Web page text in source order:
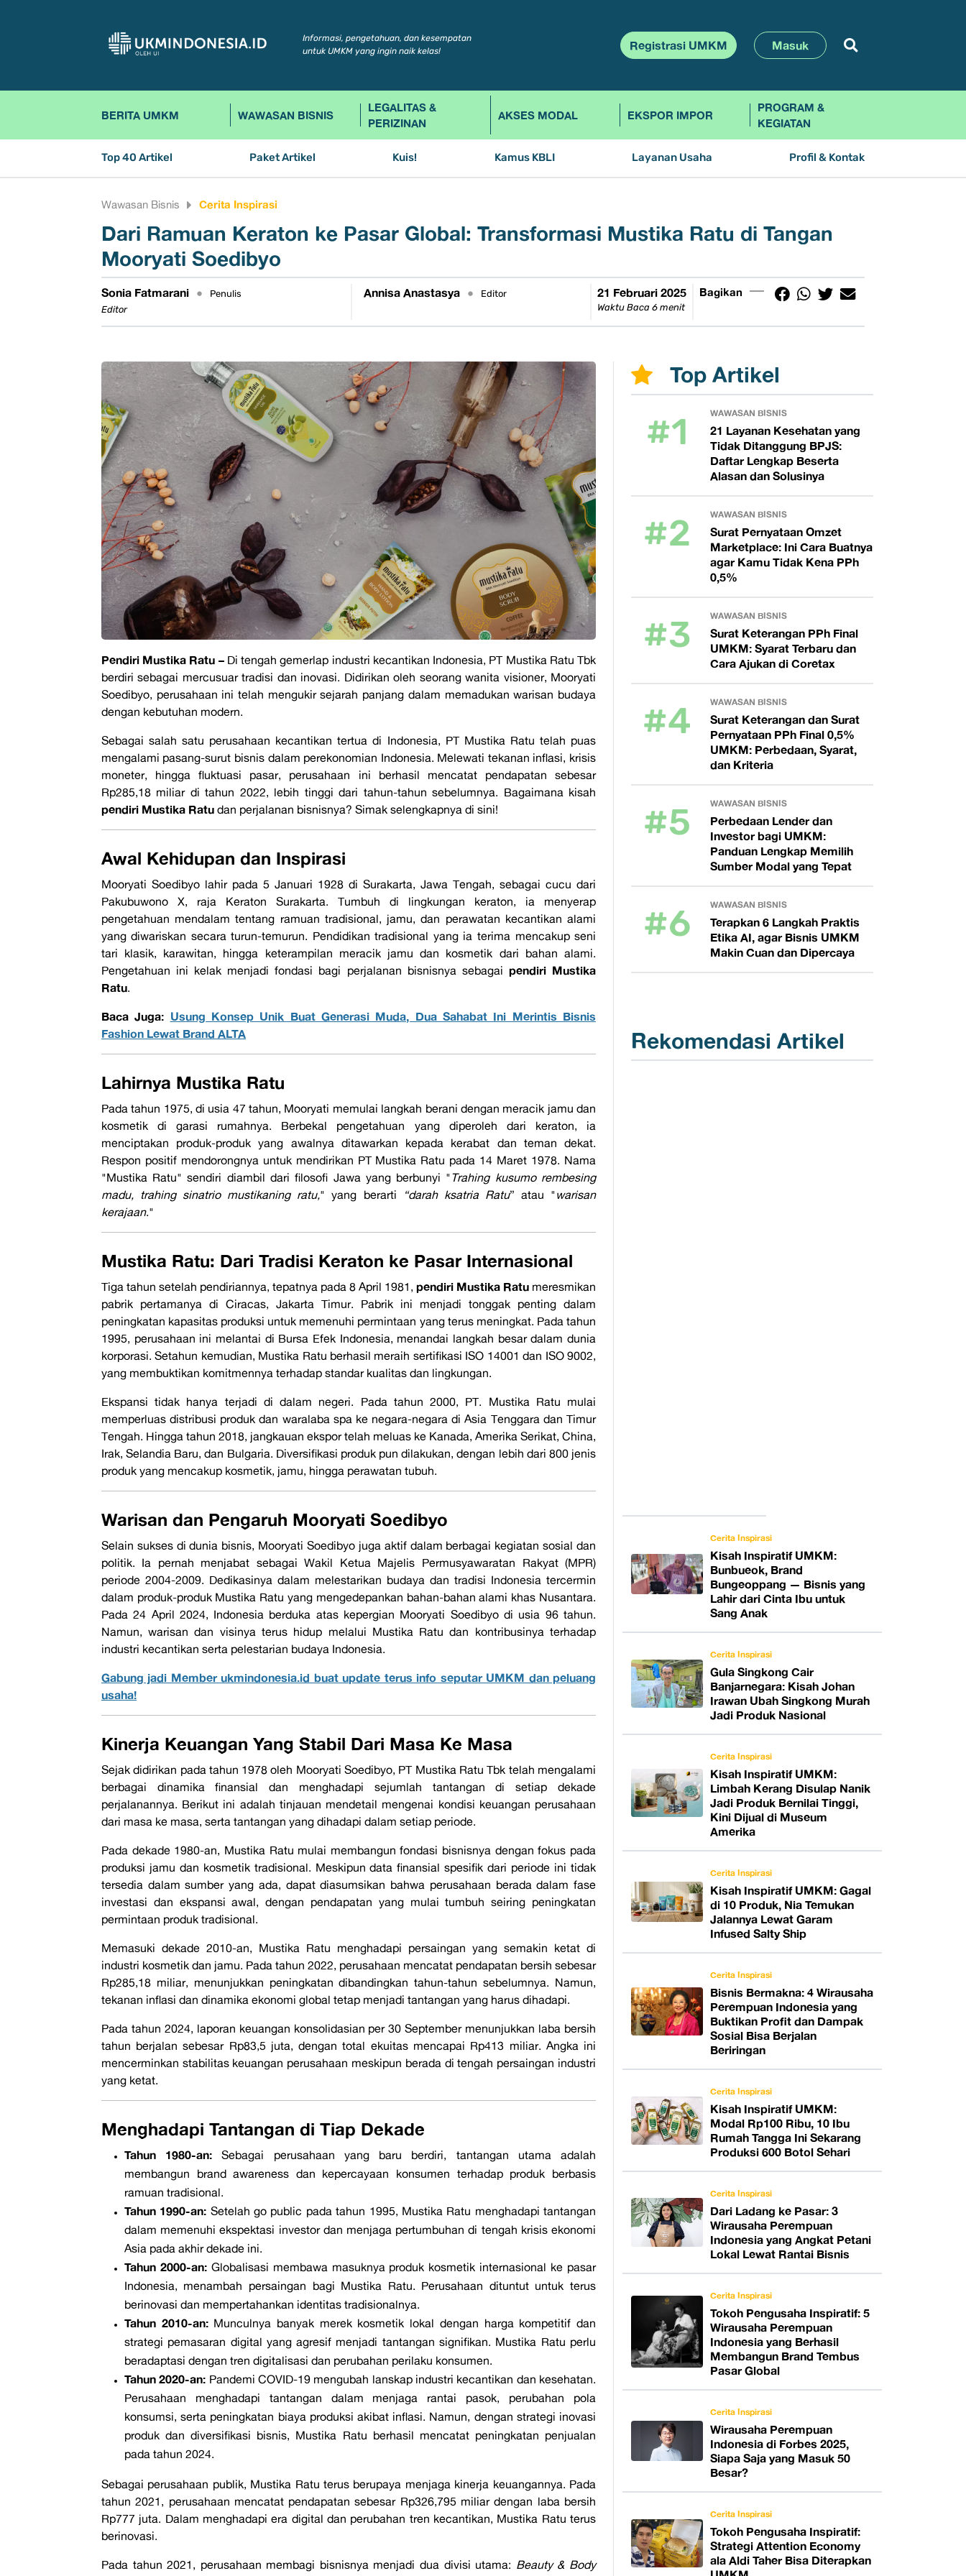
Informasi, pengetahuan, dan kesempatan
untuk UMKM yang ingin naik kelas!
Registrasi UMKM Masuk
BERITA UMKM WAWASAN BISNIS
LEGALITAS &
PERIZINAN
AKSES MODAL EKSPOR IMPOR
PROGRAM &
KEGIATAN
Top 40 Artikel Paket Artikel Kuis! Kamus KBLI Layanan Usaha Profil & Kontak
Wawasan Bisnis Cerita Inspirasi
Dari Ramuan Keraton ke Pasar Global: Transformasi Mustika Ratu di Tangan
Mooryati Soedibyo
Sonia Fatmarani • Penulis
Editor
Annisa Anastasya • Editor
21 Februari 2025
Waktu Baca 6 menit
Bagikan
Pendiri Mustika Ratu – Di tengah gemerlap industri kecantikan Indonesia, PT Mustika Ratu Tbk
berdiri sebagai mercusuar tradisi dan inovasi. Didirikan oleh seorang wanita visioner, Mooryati
Soedibyo, perusahaan ini telah mengukir sejarah panjang dalam memadukan warisan budaya
dengan kebutuhan modern.
Sebagai salah satu perusahaan kecantikan tertua di Indonesia, PT Mustika Ratu telah puas
mengalami pasang-surut bisnis dalam perekonomian Indonesia. Melewati tekanan inflasi, krisis
moneter, hingga fluktuasi pasar, perusahaan ini berhasil mencatat pendapatan sebesar
Rp285,18 miliar di tahun 2022, lebih tinggi dari tahun-tahun sebelumnya. Bagaimana kisah
pendiri Mustika Ratudan perjalanan bisnisnya? Simak selengkapnya di sini!
Awal Kehidupan dan Inspirasi
Mooryati Soedibyo lahir pada 5 Januari 1928 di Surakarta, Jawa Tengah, sebagai cucu dari
Pakubuwono X, raja Keraton Surakarta. Tumbuh di lingkungan keraton, ia menyerap
pengetahuan mendalam tentang ramuan tradisional, jamu, dan perawatan kecantikan alami
yang diwariskan secara turun-temurun. Pendidikan tradisional yang ia terima mencakup seni
tari klasik, karawitan, hingga keterampilan meracik jamu dan kosmetik dari bahan alami.
Pengetahuan ini kelak menjadi fondasi bagi perjalanan bisnisnya sebagai pendiri Mustika
Ratu.
Baca Juga: Usung Konsep Unik Buat Generasi Muda, Dua Sahabat Ini Merintis Bisnis
Fashion Lewat Brand ALTA
Lahirnya Mustika Ratu
Pada tahun 1975, di usia 47 tahun, Mooryati memulai langkah berani dengan meracik jamu dan
kosmetik di garasi rumahnya. Berbekal pengetahuan yang diperoleh dari keraton, ia
menciptakan produk-produk yang awalnya ditawarkan kepada kerabat dan teman dekat.
Respon positif mendorongnya untuk mendirikan PT Mustika Ratu pada 14 Maret 1978. Nama
"Mustika Ratu" sendiri diambil dari filosofi Jawa yang berbunyi " Trahing kusumo rembesing
madu, trahing sinatrio mustikaning ratu," yang berarti “darah ksatria Ratu” atau " warisan
kerajaan."
Mustika Ratu: Dari Tradisi Keraton ke Pasar Internasional
Tiga tahun setelah pendiriannya, tepatnya pada 8 April 1981, pendiri Mustika Ratu meresmikan
pabrik pertamanya di Ciracas, Jakarta Timur. Pabrik ini menjadi tonggak penting dalam
peningkatan kapasitas produksi untuk memenuhi permintaan yang terus meningkat. Pada tahun
1995, perusahaan ini melantai di Bursa Efek Indonesia, menandai langkah besar dalam dunia
korporasi. Setahun kemudian, Mustika Ratu berhasil meraih sertifikasi ISO 14001 dan ISO 9002,
yang membuktikan komitmennya terhadap standar kualitas dan lingkungan.
Ekspansi tidak hanya terjadi di dalam negeri. Pada tahun 2000, PT. Mustika Ratu mulai
memperluas distribusi produk dan waralaba spa ke negara-negara di Asia Tenggara dan Timur
Tengah. Hingga tahun 2018, jangkauan ekspor telah meluas ke Kanada, Amerika Serikat, China,
Irak, Selandia Baru, dan Bulgaria. Diversifikasi produk pun dilakukan, dengan lebih dari 800 jenis
produk yang mencakup kosmetik, jamu, hingga perawatan tubuh.
Warisan dan Pengaruh Mooryati Soedibyo
Selain sukses di dunia bisnis, Mooryati Soedibyo juga aktif dalam berbagai kegiatan sosial dan
politik. Ia pernah menjabat sebagai Wakil Ketua Majelis Permusyawaratan Rakyat (MPR)
periode 2004-2009. Dedikasinya dalam melestarikan budaya dan tradisi Indonesia tercermin
dalam produk-produk Mustika Ratu yang mengedepankan bahan-bahan alami khas Nusantara.
Pada 24 April 2024, Indonesia berduka atas kepergian Mooryati Soedibyo di usia 96 tahun.
Namun, warisan dan visinya terus hidup melalui Mustika Ratu dan kontribusinya terhadap
industri kecantikan serta pelestarian budaya Indonesia.
Gabung jadi Member ukmindonesia.id buat update terus info seputar UMKM dan peluang
usaha!
Kinerja Keuangan Yang Stabil Dari Masa Ke Masa
Sejak didirikan pada tahun 1978 oleh Mooryati Soedibyo, PT Mustika Ratu Tbk telah mengalami
berbagai dinamika finansial dan menghadapi sejumlah tantangan di setiap dekade
perjalanannya. Berikut ini adalah tinjauan mendetail mengenai kondisi keuangan perusahaan
dari masa ke masa, serta tantangan yang dihadapi dalam setiap periode.
Pada dekade 1980-an, Mustika Ratu mulai membangun fondasi bisnisnya dengan fokus pada
produksi jamu dan kosmetik tradisional. Meskipun data finansial spesifik dari periode ini tidak
tersedia dalam sumber yang ada, dapat diasumsikan bahwa perusahaan berada dalam fase
investasi dan ekspansi awal, dengan pendapatan yang mulai tumbuh seiring peningkatan
permintaan produk tradisional.
Memasuki dekade 2010-an, Mustika Ratu menghadapi persaingan yang semakin ketat di
industri kosmetik dan jamu. Pada tahun 2022, perusahaan mencatat pendapatan bersih sebesar
Rp285,18 miliar, menunjukkan peningkatan dibandingkan tahun-tahun sebelumnya. Namun,
tekanan inflasi dan dinamika ekonomi global tetap menjadi tantangan yang harus dihadapi.
Pada tahun 2024, laporan keuangan konsolidasian per 30 September menunjukkan laba bersih
tahun berjalan sebesar Rp83,5 juta, dengan total ekuitas mencapai Rp413 miliar. Angka ini
mencerminkan stabilitas keuangan perusahaan meskipun berada di tengah persaingan industri
yang ketat.
Menghadapi Tantangan di Tiap Dekade
Tahun 1980-an: Sebagai perusahaan yang baru berdiri, tantangan utama adalah
membangun brand awareness dan kepercayaan konsumen terhadap produk berbasis
ramuan tradisional.
Tahun 1990-an: Setelah go public pada tahun 1995, Mustika Ratu menghadapi tantangan
dalam memenuhi ekspektasi investor dan menjaga pertumbuhan di tengah krisis ekonomi
Asia pada akhir dekade ini.
Tahun 2000-an:Globalisasi membawa masuknya produk kosmetik internasional ke pasar
Indonesia, menambah persaingan bagi Mustika Ratu. Perusahaan dituntut untuk terus
berinovasi dan mempertahankan identitas tradisionalnya.
Tahun 2010-an:Munculnya banyak merek kosmetik lokal dengan harga kompetitif dan
strategi pemasaran digital yang agresif menjadi tantangan signifikan. Mustika Ratu perlu
beradaptasi dengan tren digitalisasi dan perubahan perilaku konsumen.
Tahun 2020-an: Pandemi COVID-19 mengubah lanskap industri kecantikan dan kesehatan.
Perusahaan menghadapi tantangan dalam menjaga rantai pasok, perubahan pola
konsumsi, serta peningkatan biaya produksi akibat inflasi. Namun, dengan strategi inovasi
produk dan diversifikasi bisnis, Mustika Ratu berhasil mencatat peningkatan penjualan
pada tahun 2024.
Sebagai perusahaan publik, Mustika Ratu terus berupaya menjaga kinerja keuangannya. Pada
tahun 2021, perusahaan mencatat pendapatan sebesar Rp326,795 miliar dengan laba bersih
Rp777 juta. Dalam menghadapi era digital dan perubahan tren kecantikan, Mustika Ratu terus
berinovasi.
Pada tahun 2021, perusahaan membagi bisnisnya menjadi dua divisi utama: Beauty & Body
Top Artikel
#1 WAWASAN BISNIS
21 Layanan Kesehatan yang
Tidak Ditanggung BPJS:
Daftar Lengkap Beserta
Alasan dan Solusinya
#2 WAWASAN BISNIS
Surat Pernyataan Omzet
Marketplace: Ini Cara Buatnya
agar Kamu Tidak Kena PPh
0,5%
#3 WAWASAN BISNIS
Surat Keterangan PPh Final
UMKM: Syarat Terbaru dan
Cara Ajukan di Coretax
#4 WAWASAN BISNIS
Surat Keterangan dan Surat
Pernyataan PPh Final 0,5%
UMKM: Perbedaan, Syarat,
dan Kriteria
#5 WAWASAN BISNIS
Perbedaan Lender dan
Investor bagi UMKM:
Panduan Lengkap Memilih
Sumber Modal yang Tepat
#6 WAWASAN BISNIS
Terapkan 6 Langkah Praktis
Etika AI, agar Bisnis UMKM
Makin Cuan dan Dipercaya
Rekomendasi Artikel
Cerita Inspirasi
Kisah Inspiratif UMKM:
Bunbueok, Brand
Bungeoppang — Bisnis yang
Lahir dari Cinta Ibu untuk
Sang Anak
Cerita Inspirasi
Gula Singkong Cair
Banjarnegara: Kisah Johan
Irawan Ubah Singkong Murah
Jadi Produk Nasional
Cerita Inspirasi
Kisah Inspiratif UMKM:
Limbah Kerang Disulap Nanik
Jadi Produk Bernilai Tinggi,
Kini Dijual di Museum
Amerika
Cerita Inspirasi
Kisah Inspiratif UMKM: Gagal
di 10 Produk, Nia Temukan
Jalannya Lewat Garam
Infused Salty Ship
Cerita Inspirasi
Bisnis Bermakna: 4 Wirausaha
Perempuan Indonesia yang
Buktikan Profit dan Dampak
Sosial Bisa Berjalan
Beriringan
Cerita Inspirasi
Kisah Inspiratif UMKM:
Modal Rp100 Ribu, 10 Ibu
Rumah Tangga Ini Sekarang
Produksi 600 Botol Sehari
Cerita Inspirasi
Dari Ladang ke Pasar: 3
Wirausaha Perempuan
Indonesia yang Angkat Petani
Lokal Lewat Rantai Bisnis
Cerita Inspirasi
Tokoh Pengusaha Inspiratif: 5
Wirausaha Perempuan
Indonesia yang Berhasil
Membangun Brand Tembus
Pasar Global
Cerita Inspirasi
Wirausaha Perempuan
Indonesia di Forbes 2025,
Siapa Saja yang Masuk 50
Besar?
Cerita Inspirasi
Tokoh Pengusaha Inspiratif:
Strategi Attention Economy
ala Aldi Taher Bisa Diterapkan